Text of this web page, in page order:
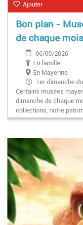
Ajouter
Bon plan -
de chaque mois
06/09/2026
En famille
En Mayenne
1er dimanche
Certains musées
dimanche de chaque
collections, notre